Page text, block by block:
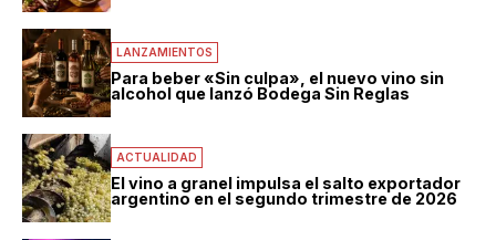
LANZAMIENTOS
Para beber «Sin culpa», el nuevo vino sin
alcohol que lanzó Bodega Sin Reglas
ACTUALIDAD
El vino a granel impulsa el salto exportador
argentino en el segundo trimestre de 2026